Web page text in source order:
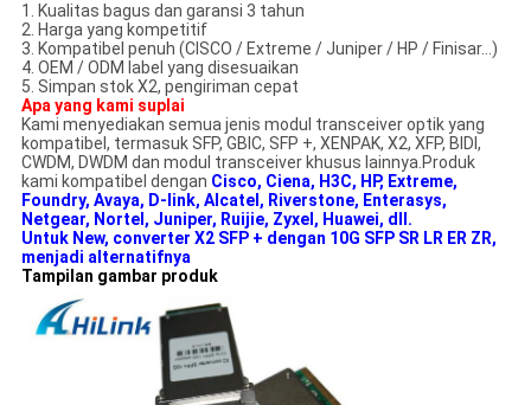
1. Kualitas bagus dan garansi 3 tahun
2. Harga yang kompetitif
3. Kompatibel penuh (CISCO / Extreme / Juniper / HP / Finisar…)
4. OEM / ODM label yang disesuaikan
5. Simpan stok X2, pengiriman cepat
Apa yang kami suplai
Kami menyediakan semua jenis modul transceiver optik yang
kompatibel, termasuk SFP, GBIC, SFP +, XENPAK, X2, XFP, BIDI,
CWDM, DWDM dan modul transceiver khusus lainnya.Produk
kami kompatibel dengan Cisco, Ciena, H3C, HP, Extreme,
Foundry, Avaya, D-link, Alcatel, Riverstone, Enterasys,
Netgear, Nortel, Juniper, Ruijie, Zyxel, Huawei, dll.
Untuk New, converter X2 SFP + dengan 10G SFP SR LR ER ZR,
menjadi alternatifnya
Tampilan gambar produk